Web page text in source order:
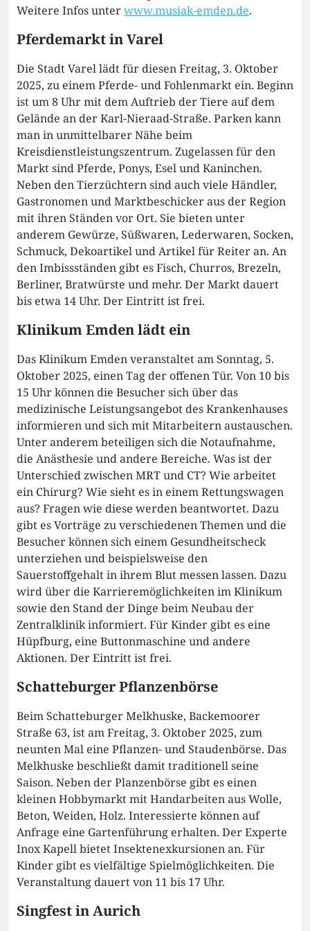
Weitere Infos unterwww.musiak-emden.de.
Pferdemarkt in Varel
Die Stadt Varel lädt für diesen Freitag, 3. Oktober
2025, zu einem Pferde- und Fohlenmarkt ein. Beginn
ist um 8 Uhr mit dem Auftrieb der Tiere auf dem
Gelände an der Karl-Nieraad-Straße. Parken kann
man in unmittelbarer Nähe beim
Kreisdienstleistungszentrum. Zugelassen für den
Markt sind Pferde, Ponys, Esel und Kaninchen.
Neben den Tierzüchtern sind auch viele Händler,
Gastronomen und Marktbeschicker aus der Region
mit ihren Ständen vor Ort. Sie bieten unter
anderem Gewürze, Süßwaren, Lederwaren, Socken,
Schmuck, Dekoartikel und Artikel für Reiter an. An
den Imbissständen gibt es Fisch, Churros, Brezeln,
Berliner, Bratwürste und mehr. Der Markt dauert
bis etwa 14 Uhr. Der Eintritt ist frei.
Klinikum Emden lädt ein
Das Klinikum Emden veranstaltet am Sonntag, 5.
Oktober 2025, einen Tag der offenen Tür. Von 10 bis
15 Uhr können die Besucher sich über das
medizinische Leistungsangebot des Krankenhauses
informieren und sich mit Mitarbeitern austauschen.
Unter anderem beteiligen sich die Notaufnahme,
die Anästhesie und andere Bereiche. Was ist der
Unterschied zwischen MRT und CT? Wie arbeitet
ein Chirurg? Wie sieht es in einem Rettungswagen
aus? Fragen wie diese werden beantwortet. Dazu
gibt es Vorträge zu verschiedenen Themen und die
Besucher können sich einem Gesundheitscheck
unterziehen und beispielsweise den
Sauerstoffgehalt in ihrem Blut messen lassen. Dazu
wird über die Karrieremöglichkeiten im Klinikum
sowie den Stand der Dinge beim Neubau der
Zentralklinik informiert. Für Kinder gibt es eine
Hüpfburg, eine Buttonmaschine und andere
Aktionen. Der Eintritt ist frei.
Schatteburger Pflanzenbörse
Beim Schatteburger Melkhuske, Backemoorer
Straße 63, ist am Freitag, 3. Oktober 2025, zum
neunten Mal eine Pflanzen- und Staudenbörse. Das
Melkhuske beschließt damit traditionell seine
Saison. Neben der Planzenbörse gibt es einen
kleinen Hobbymarkt mit Handarbeiten aus Wolle,
Beton, Weiden, Holz. Interessierte können auf
Anfrage eine Gartenführung erhalten. Der Experte
Inox Kapell bietet Insektenexkursionen an. Für
Kinder gibt es vielfältige Spielmöglichkeiten. Die
Veranstaltung dauert von 11 bis 17 Uhr.
Singfest in Aurich